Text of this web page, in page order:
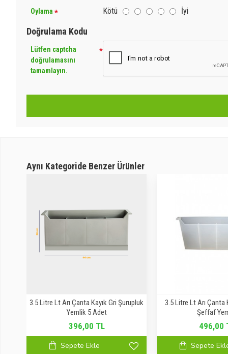
Oylama Kötü İyi
Doğrulama Kodu
Lütfen captcha
doğrulamasını
tamamlayın.
Aynı Kategoride Benzer Ürünler
3.5 Litre Lt Arı Çanta Kayık Gri Şurupluk
Yemlik 5 Adet
396,00 TL
Sepete Ekle
3.5 Litre Lt Arı Çanta
Şeffaf
496,00
Sepete